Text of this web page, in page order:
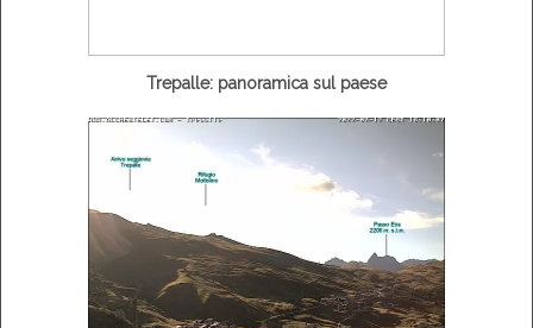
Trepalle: panoramica sul paese